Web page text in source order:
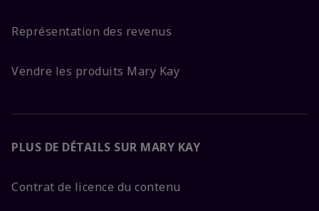
Représentation des revenus
Vendre les produits Mary Kay
PLUS DE DÉTAILS SUR MARY KAY
Contrat de licence du contenu